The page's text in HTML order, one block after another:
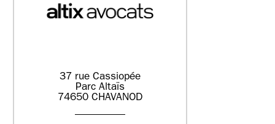
37 rue Cassiopée
Parc Altaïs
74650 CHAVANOD